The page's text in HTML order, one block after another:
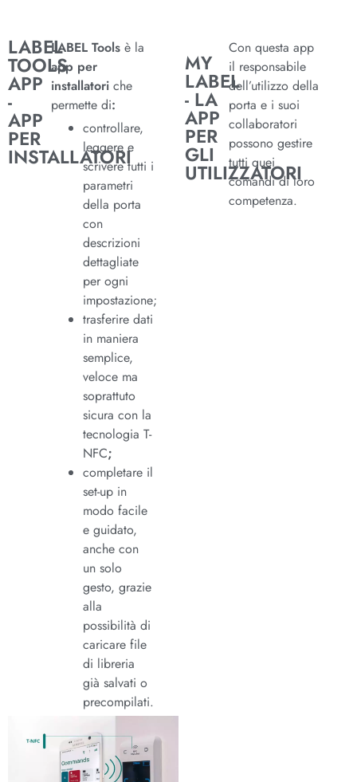
LABEL
TOOLS
APP
-
APP
PER
INSTALLATORI
LABEL Toolsè la
app per
installatori che
permette di:
controllare,
leggere e
scrivere tutti i
parametri
della porta
con
descrizioni
dettagliate
per ogni
impostazione;
trasferire dati
in maniera
semplice,
veloce ma
soprattuto
sicura con la
tecnologia T-
NFC;
completare il
set-up in
modo facile
e guidato,
anche con
un solo
gesto, grazie
alla
possibilità di
caricare file
di libreria
già salvati o
precompilati.
MY
LABEL
- LA
APP
PER
GLI
UTILIZZATORI
Con questa app
il responsabile
dell’utilizzo della
porta e i suoi
collaboratori
possono gestire
tutti quei
comandi di loro
competenza.